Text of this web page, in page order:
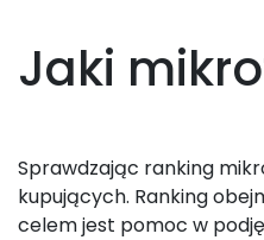
Jaki
Sprawdzając ranking
kupujących. Ranking
celem jest pomoc w